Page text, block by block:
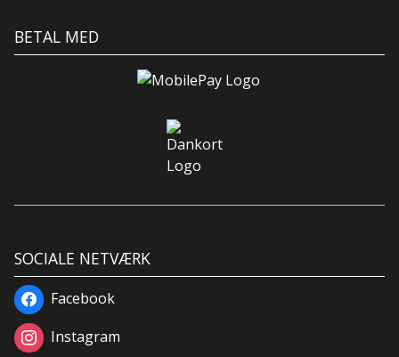
BETAL MED
SOCIALE NETVÆRK
Facebook
Instagram